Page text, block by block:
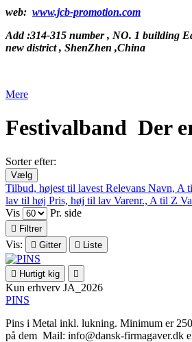
web: www.jcb-promotion.com
Add :314-315 number , NO. 1 building
new district , ShenZhen ,China
Mere
Festivalband Der
Sorter efter:
Vælg
Tilbud, højest til lavest Relevans Navn, A
lav til høj Pris, høj til lav Varenr., A til Z
Vis
Pr. side
 Filtrer
Vis:  Gitter  Liste
 Hurtigt kig 
Kun erhverv JA_2026
PINS
Pins i Metal inkl. lukning. Minimum er
på dem Mail: info@dansk-firmagaver.dk